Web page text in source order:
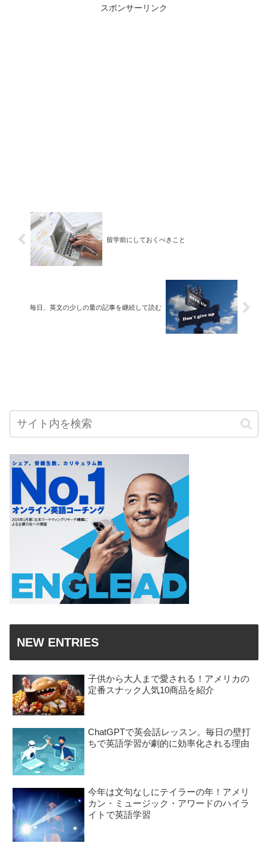
スポンサーリンク
留学前にしておくべきこと
毎日、英文の少しの量の記事を継続して読む
NEW ENTRIES
子供から大人まで愛される！アメリカの
定番スナック人気10商品を紹介
ChatGPTで英会話レッスン。毎日の壁打
ちで英語学習が劇的に効率化される理由
今年は文句なしにテイラーの年！アメリ
カン・ミュージック・アワードのハイラ
イトで英語学習